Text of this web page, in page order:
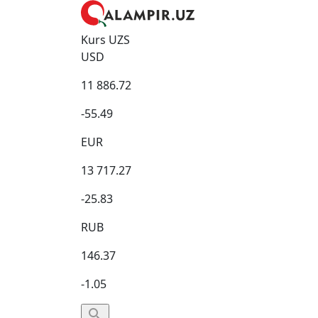
Kurs UZS
USD
11 886.72
-55.49
EUR
13 717.27
-25.83
RUB
146.37
-1.05